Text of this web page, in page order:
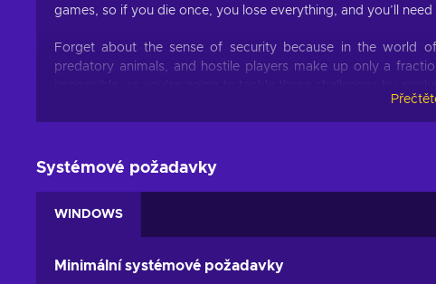
games, so if you die once, you lose everything, and you’ll
Forget about the sense of security because in the world
predatory animals, and hostile players make up only a
DayZ key features:
survival video game keeps players engaged with it's
Open-world survival.
can mean life or death;
Systémové požadavky
WINDOWS
Minimální systémové požadavky